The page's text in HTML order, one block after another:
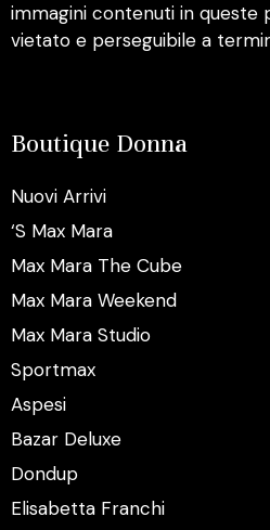
immagini contenuti in queste
vietato e perseguibile a
Boutique Donna
Nuovi Arrivi
‘S Max Mara
Max Mara The Cube
Max Mara Weekend
Max Mara Studio
Sportmax
Aspesi
Bazar Deluxe
Dondup
Elisabetta Franchi